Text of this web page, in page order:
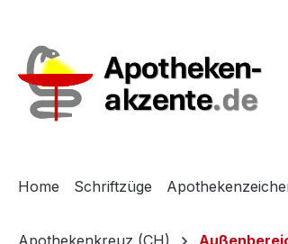
Home Schriftzüge
Apothekenkreuz (CH)